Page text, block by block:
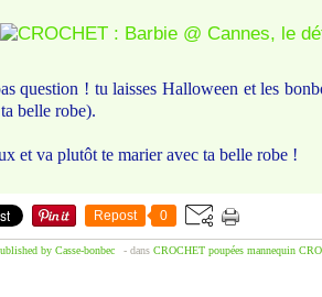
question ! tu laisses Halloween et les
belle robe).
et va plutôt te marier avec ta belle robe !
Repost 0
by Casse-bonbec - dans CROCHET poupées mannequin